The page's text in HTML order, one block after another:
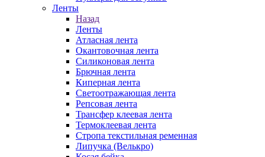
Ленты
Назад
Ленты
Атласная лента
Окантовочная лента
Силиконовая лента
Брючная лента
Киперная лента
Светоотражающая лента
Репсовая лента
Трансфер клеевая лента
Термоклеевая лента
Стропа текстильная ременная
Липучка (Велькро)